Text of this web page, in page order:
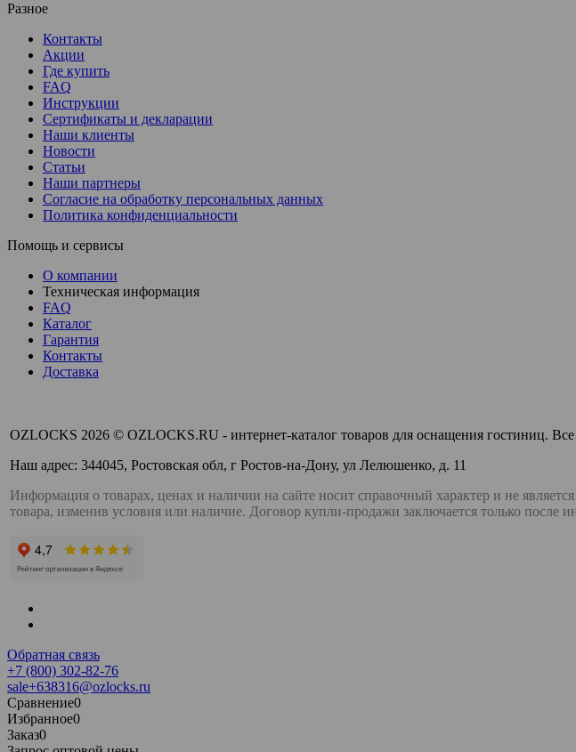
Разное
Контакты
Акции
Где купить
FAQ
Инструкции
Сертификаты и декларации
Наши клиенты
Новости
Статьи
Наши партнеры
Согласие на обработку персональных данных
Политика конфиденциальности
Помощь и сервисы
О компании
Техническая информация
FAQ
Каталог
Гарантия
Контакты
Доставка
OZLOCKS 2026 © OZLOCKS.RU - интернет-каталог товаров для оснащения гостиниц.
Наш адрес: 344045, Ростовская обл, г Ростов-на-Дону, ул Лелюшенко, д. 11
Информация о товарах, ценах и наличии на сайте носит справочный характер и не
товара, изменив условия или наличие. Договор купли-продажи заключается только после
Обратная связь
+7 (800) 302-82-76
sale+638316@ozlocks.ru
Сравнение0
Избранное0
Заказ0